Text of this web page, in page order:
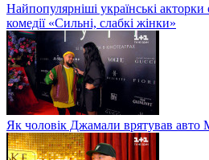
Найпопулярніші українські акторки
комедії «Сильні, слабкі жінки»
Як чоловік Джамали врятував авто